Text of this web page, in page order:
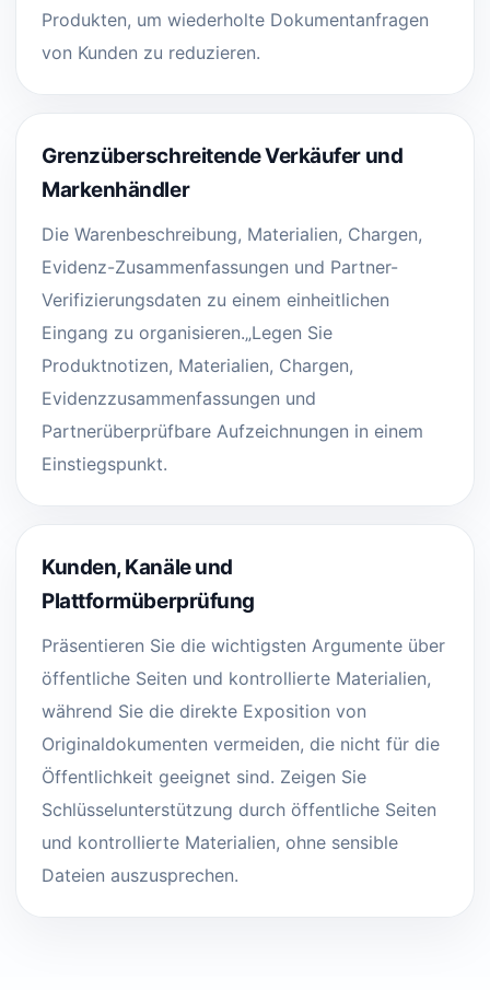
Produkten, um wiederholte Dokumentanfragen
von Kunden zu reduzieren.
Grenzüberschreitende Verkäufer und
Markenhändler
Die Warenbeschreibung, Materialien, Chargen,
Evidenz-Zusammenfassungen und Partner-
Verifizierungsdaten zu einem einheitlichen
Eingang zu organisieren.„Legen Sie
Produktnotizen, Materialien, Chargen,
Evidenzzusammenfassungen und
Partnerüberprüfbare Aufzeichnungen in einem
Einstiegspunkt.
Kunden, Kanäle und
Plattformüberprüfung
Präsentieren Sie die wichtigsten Argumente über
öffentliche Seiten und kontrollierte Materialien,
während Sie die direkte Exposition von
Originaldokumenten vermeiden, die nicht für die
Öffentlichkeit geeignet sind. Zeigen Sie
Schlüsselunterstützung durch öffentliche Seiten
und kontrollierte Materialien, ohne sensible
Dateien auszusprechen.